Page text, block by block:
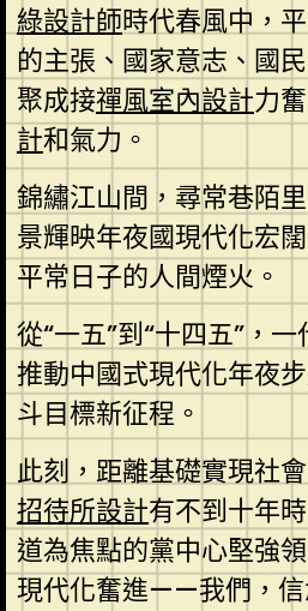
綠設計師時代春風中，
的主張、國家意志、國
聚成接禪風室內設計力
計和氣力。
錦繡江山間，尋常巷陌
景輝映年夜國現代化宏
平常日子的人間煙火。
從“一五”到“十四五”，
推動中國式現代化年夜
斗目標新征程。
此刻，距離基礎實現社
招待所設計有不到十年
道為焦點的黨中心堅強
現代化奮進——我們，信